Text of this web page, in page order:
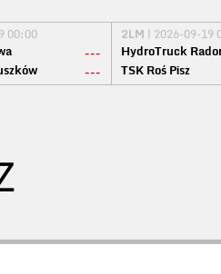
00:00
---
---
2LM | 2026-09-19
HydroTruck
TSK Roś Pisz